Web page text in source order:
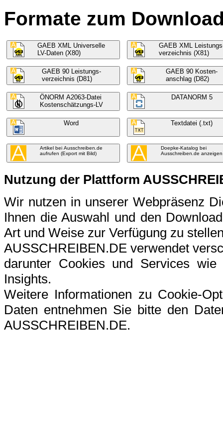
Formate zum
GAEB XML Universelle
LV-Daten (X80)
GAEB XML
verzeichnis (X81)
GAEB 90 Leistungs-
verzeichnis (D81)
GAEB 90 Kosten-
anschlag (D82)
ÖNORM A2063-Datei
Kostenschätzungs-LV
DATANORM 5
Word Textdatei (.txt)
Artikel bei Ausschreiben.de
aufrufen (Export mit Bild)
Doepke-Katalog bei
Ausschreiben.de anzeigen
Nutzung der Plattform
Wir nutzen in unserer Webpräsenz
Ihnen die Auswahl und den
Art und Weise zur Verfügung zu
AUSSCHREIBEN.DE verwendet
darunter Cookies und Services
Insights.
Weitere Informationen zu Cookie-
Daten entnehmen Sie bitte den
AUSSCHREIBEN.DE.